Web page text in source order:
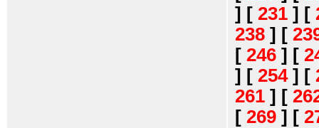
] [ 231 ] [
238 ] [
[ 246 ] [
] [ 254] [
261 ] [
[ 269 ] [